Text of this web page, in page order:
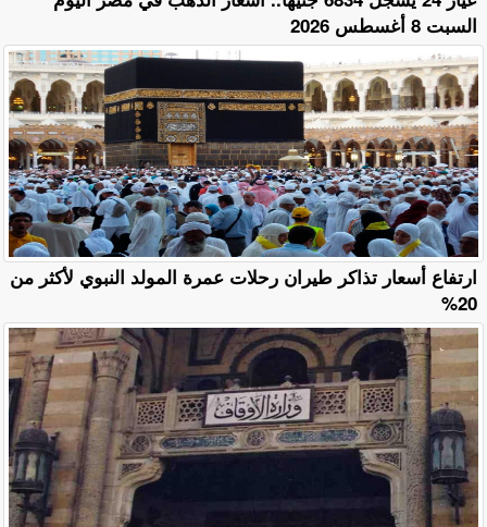
السبت 8 أغسطس 2026
ارتفاع أسعار تذاكر طيران رحلات عمرة المولد النبوي لأكثر من
20%